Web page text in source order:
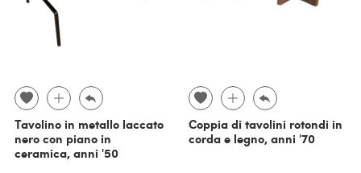
Tavolino in metallo laccato
nero con piano in
ceramica, anni '50
Coppia di tavolini rotondi in
corda e legno, anni '70